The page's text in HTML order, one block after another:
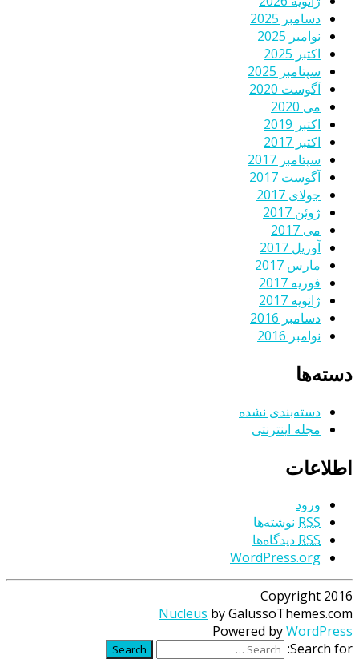
دسامبر 2025
نوامبر 2025
اکتبر 2025
سپتامبر 2025
آگوست 2020
می 2020
اکتبر 2019
اکتبر 2017
سپتامبر 2017
آگوست 2017
جولای 2017
ژوئن 2017
می 2017
آوریل 2017
مارس 2017
فوریه 2017
ژانویه 2017
دسامبر 2016
نوامبر 2016
دسته‌ها
دسته‌بندی نشده
مجله اینترنتی
اطلاعات
ورود
RSS نوشته‌ها
RSSدیدگاه‌ها
WordPress.org
Copyright 2016
Nucleus by GalussoThemes.com
Powered byWordPress
Search for:
Search